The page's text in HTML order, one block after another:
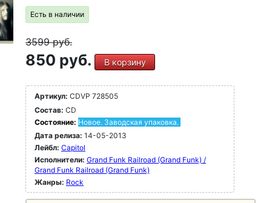
Есть в наличии
3599руб.
850 руб. В корзину
Артикул: CDVP 728505
Состав: CD
Состояние: Новое. Заводская упаковка.
Дата релиза: 14-05-2013
Лейбл: Capitol
Исполнители: Grand Funk Railroad (Grand Funk) /
Grand Funk Railroad (Grand Funk)
Жанры: Rock